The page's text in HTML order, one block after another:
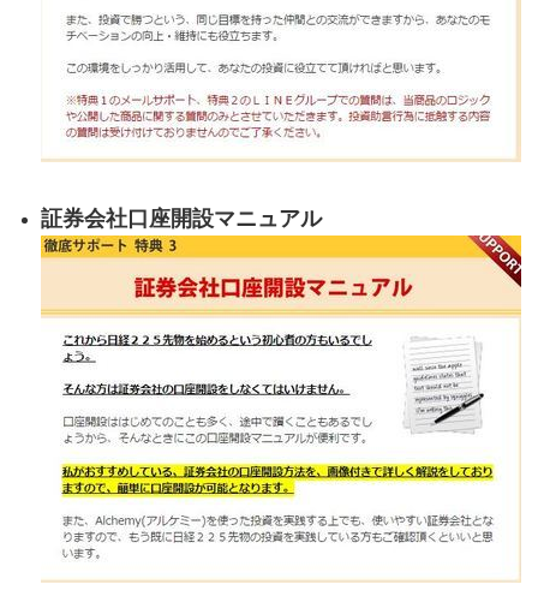
証券会社口座開設マニュアル